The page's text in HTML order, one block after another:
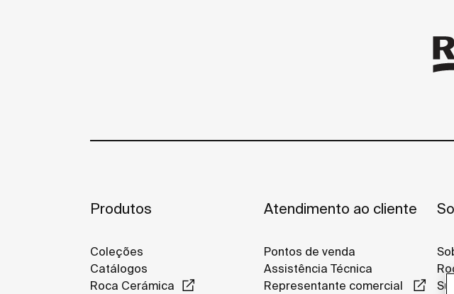
Produtos
Coleções
Catálogos
Roca Cerámica
Atendimento ao cliente
Pontos de venda
Assistência Técnica
Representante comercial